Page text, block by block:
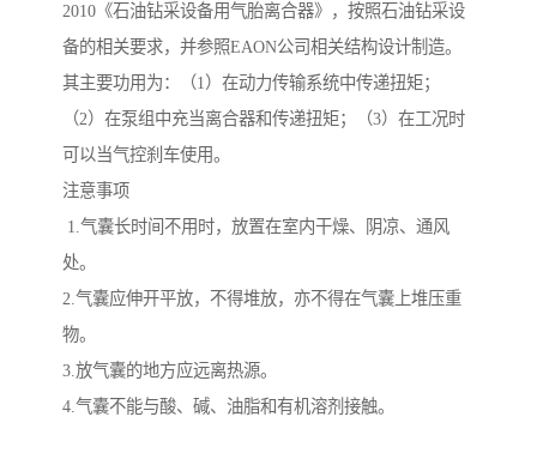
2010《石油钻采设备用气胎离合器》，按照石油钻采设
备的相关要求，并参照EAON公司相关结构设计制造。
其主要功用为：（1）在动力传输系统中传递扭矩；
（2）在泵组中充当离合器和传递扭矩；（3）在工况时
可以当气控刹车使用。
注意事项
1.气囊长时间不用时，放置在室内干燥、阴凉、通风
处。
2.气囊应伸开平放，不得堆放，亦不得在气囊上堆压重
物。
3.放气囊的地方应远离热源。
4.气囊不能与酸、碱、油脂和有机溶剂接触。